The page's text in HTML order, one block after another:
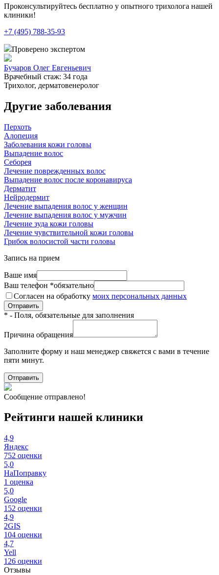
Проконсультируйтесь бесплатно у опытного трихолога нашей
клиники!
+7 (495) 788-35-93
Проверено экспертом
Бучаров Олег Евгеньевич
Врачебный стаж: 34 года
Трихолог, дерматовенеролог
Другие заболевания
Перхоть
Алопеция
Заболевания кожи головы
Выпадение волос
Себорея
Лечение поврежденных волос
Выпадение волос после коронавируса
Дерматит
Нейродермит
Лечение выпадения волос у женщин
Лечение выпадения волос у мужчин
Лечение зуда кожи головы
Лечение чувствительной кожи головы
Грибок волосистой части головы
Запись на прием
Ваше имя
Ваш телефон *обязательно
Согласен на обработку моих персональных данных
Отправить
* - Поля, обязательные для заполнения
Причина обращения
Заполните форму и наш менеджер свяжется с вами в течение
пяти минут.
Отправить
Сообщение отправлено!
Рейтинги нашей клиники
4,9
Яндекс
752 оценки
5,0
НаПоправку
1 оценка
5,0
Google
152 оценки
4,9
2GIS
104 оценки
4,7
Yell
126 оценки
Отзывы